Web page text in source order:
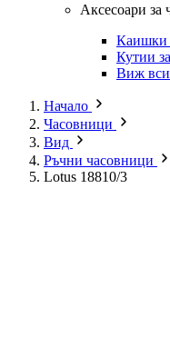
Аксесоари за
Каишки
Кутии
Виж
Начало
Часовници
Вид
Ръчни часовници
Lotus 18810/3